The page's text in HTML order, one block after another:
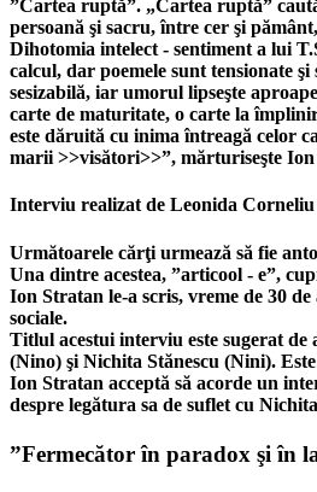
”Cartea ruptă”. „Cartea ruptă”
persoană şi sacru, între cer şi
Dihotomia intelect - sentiment a lui
calcul, dar poemele sunt tensionate
sesizabilă, iar umorul lipseşte
carte de maturitate, o carte la
este dăruită cu inima întreagă celor
marii >>visători>>”, mărturiseşte
Interviu realizat de Leonida
Următoarele cărţi urmează să fie
Una dintre acestea, ”articool - e”,
Ion Stratan le-a scris, vreme de 30
sociale.
Titlul acestui interviu este sugerat de
(Nino) şi Nichita Stănescu (Nini).
Ion Stratan acceptă să acorde un
despre legătura sa de suflet cu
”Fermecător în paradox şi în